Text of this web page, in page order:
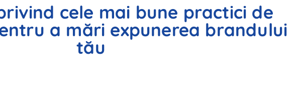
cele mai bune practici de
a mări expunerea brandului
tău